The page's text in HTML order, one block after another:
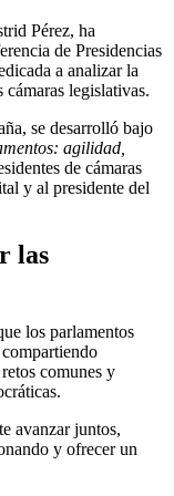
Pérez, ha
de Presidencias
a analizar la
legislativas.
se desarrolló bajo
agilidad,
de cámaras
y al presidente del
las
los parlamentos
comunes y
avanzar juntos,
y ofrecer un